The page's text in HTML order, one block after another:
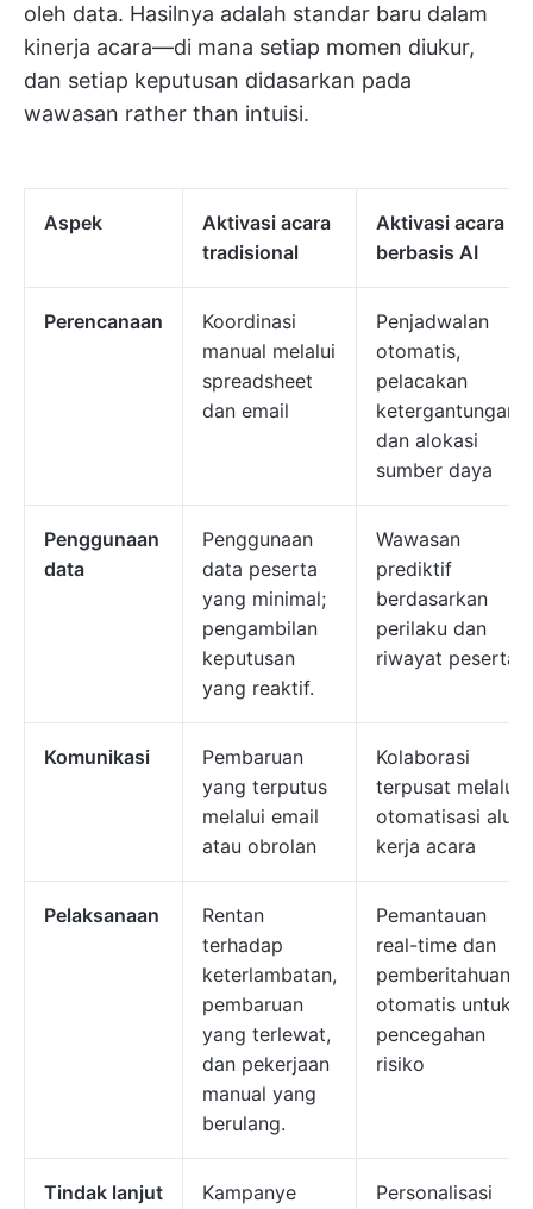
oleh data. Hasilnya adalah standar baru dalam
kinerja acara—di mana setiap momen diukur,
dan setiap keputusan didasarkan pada
wawasan rather than intuisi.
Aspek
Aktivasi acara
tradisional
Aktivasi acara
berbasis AI
Perencanaan
Koordinasi
manual melalui
spreadsheet
dan email
Penjadwalan
otomatis,
pelacakan
ketergantungan,
dan alokasi
sumber daya
Penggunaan
data
Penggunaan
data peserta
yang minimal;
pengambilan
keputusan
yang reaktif.
Wawasan
prediktif
berdasarkan
perilaku dan
riwayat peserta
Komunikasi
Pembaruan
yang terputus
melalui email
atau obrolan
Kolaborasi
terpusat melalui
otomatisasi alur
kerja acara
Pelaksanaan
Rentan
terhadap
keterlambatan,
pembaruan
yang terlewat,
dan pekerjaan
manual yang
berulang.
Pemantauan
real-time dan
pemberitahuan
otomatis untuk
pencegahan
risiko
Tindak lanjut
Kampanye
Personalisasi